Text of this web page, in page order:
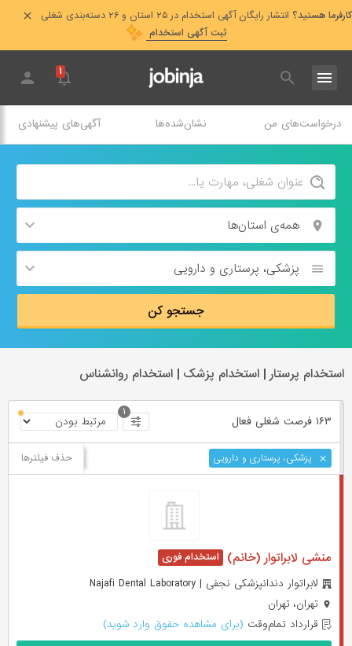
کارفرما هستید؟ انتشار رایگان آگهی استخدام در ۲۵ استان و ۲۶ دسته‌بندی شغلی
ثبت آگهی استخدام
۱
درخواست‌های من نشان‌شده‌ها آگهی‌های پیشنهادی
همه‌ی استان‌ها
پزشکی،‌ پرستاری و دارویی
جستجو کن
استخدام پرستار | استخدام پزشک | استخدام روانشناس
۱۶۳ فرصت ‌شغلی فعال
۱
پزشکی،‌ پرستاری و دارویی حذف فیلترها
منشی لابراتوار (خانم)
لابراتوار دندانپزشکی نجفی | Najafi Dental Laboratory
تهران، تهران
قرارداد تمام‌وقت (برای مشاهده حقوق وارد شوید)